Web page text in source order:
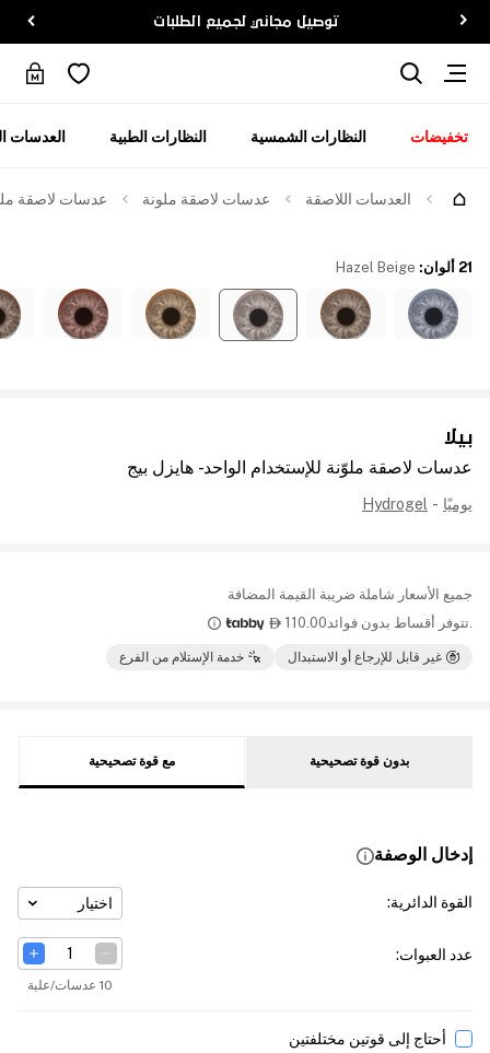
توصيل مجاني لجميع الطلبات
تخفيضات النظارات الشمسية النظارات الطبية العدسات
العدسات اللاصقة عدسات لاصقة ملونة عدسات لاصقة
بيلا
عدسات لاصقة ملوّنة للإستخدام الواحد - هايزل بيج
يوميًا -
Hydrogel
جميع الأسعار شاملة ضريبة القيمة المضافة
.تتوفر أقساط بدون فوائد110.00

غير قابل للإرجاع أو الاستبدال خدمة الإستلام من الفرع
21 ألوان :
Hazel Beige
بدون قوة تصحيحية مع قوة تصحيحية
إدخال الوصفة
القوة الدائرية: اختيار
عدد العبوات:
10 عدسات/علبة
أحتاج إلى قوتين مختلفتين